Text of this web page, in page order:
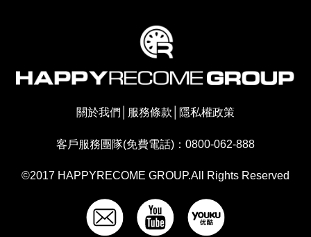
關於我們 服務條款 隱私權政策
客戶服務團隊(免費電話)：0800-062-888
©2017 HAPPYRECOME GROUP.All Rights Reserved